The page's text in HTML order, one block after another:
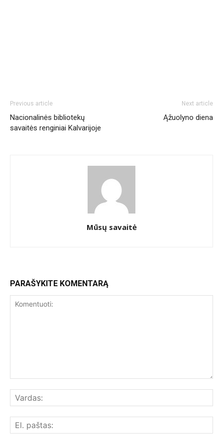
Previous article
Nacionalinės bibliotekų
savaitės renginiai Kalvarijoje
Next article
Ąžuolyno diena
Mūsų savaitė
PARAŠYKITE KOMENTARĄ